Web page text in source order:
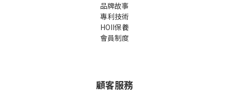
品牌故事
專利技術
HOII保養
會員制度
顧客服務